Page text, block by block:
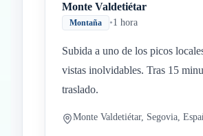
Monte Valdetiétar
Montaña •1 hora
Subida a uno de los picos
vistas inolvidables. Tras 15
traslado.
Monte Valdetiétar, Segovia,